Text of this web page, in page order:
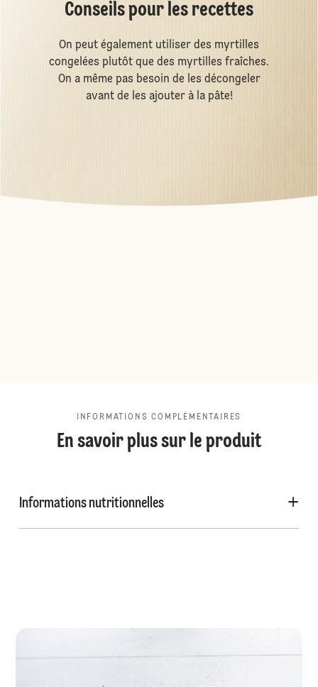
Conseils pour les recettes
On peut également utiliser des myrtilles
congelées plutôt que des myrtilles fraîches.
On a même pas besoin de les décongeler
avant de les ajouter à la pâte!
INFORMATIONS COMPLÉMENTAIRES
En savoir plus sur le produit
Informations nutritionnelles